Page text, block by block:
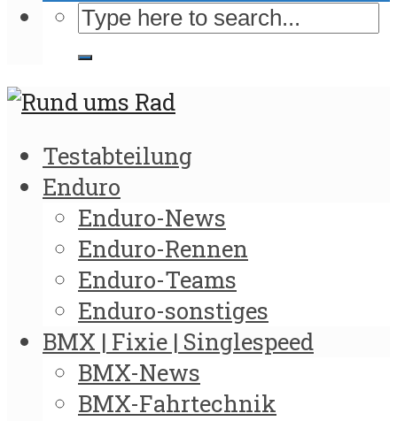
Testabteilung
Enduro
Enduro-News
Enduro-Rennen
Enduro-Teams
Enduro-sonstiges
BMX | Fixie | Singlespeed
BMX-News
BMX-Fahrtechnik